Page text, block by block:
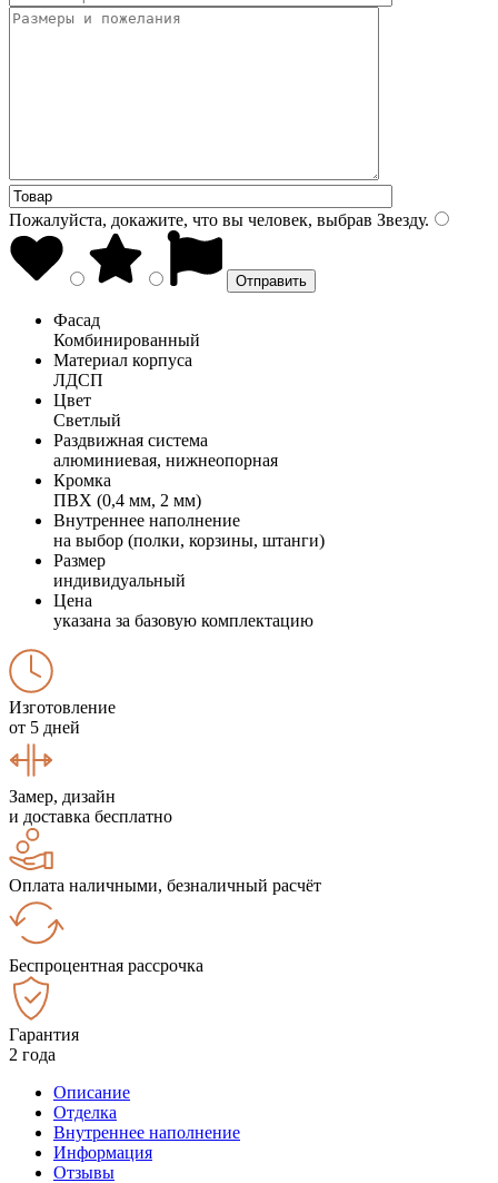
Пожалуйста, докажите, что вы человек, выбрав Звезду.
Фасад
Комбинированный
Материал корпуса
ЛДСП
Цвет
Светлый
Раздвижная система
алюминиевая, нижнеопорная
Кромка
ПВХ (0,4 мм, 2 мм)
Внутреннее наполнение
на выбор (полки, корзины, штанги)
Размер
индивидуальный
Цена
указана за базовую комплектацию
Изготовление
от 5 дней
Замер, дизайн
и доставка бесплатно
Оплата наличными, безналичный расчёт
Беспроцентная рассрочка
Гарантия
2 года
Описание
Отделка
Внутреннее наполнение
Информация
Отзывы